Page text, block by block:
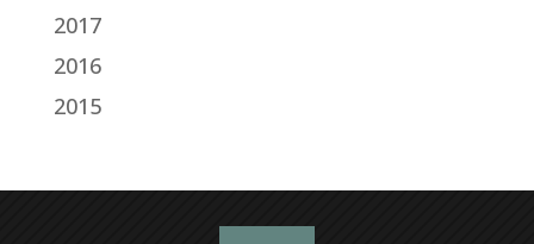
2017
2016
2015